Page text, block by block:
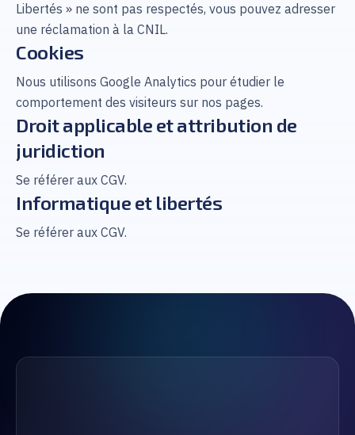
Libertés » ne sont pas respectés, vous pouvez adresser
une réclamation à la CNIL.
Cookies
Nous utilisons Google Analytics pour étudier le
comportement des visiteurs sur nos pages.
Droit applicable et attribution de
juridiction
Se référer aux CGV.
Informatique et libertés
Se référer aux CGV.